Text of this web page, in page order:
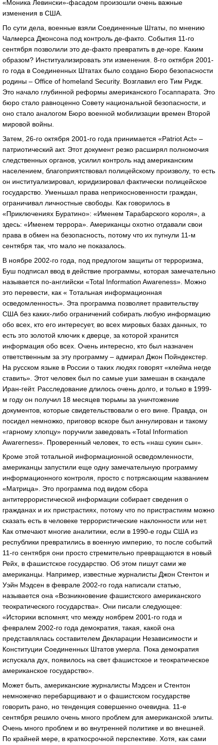
«Моника Левински»-фасадом произошли очень важные
изменения в США.
По сути дела, военные взяли Соединенные Штаты, по мнению
Чалмерса Джонсона под контроль де-факто. События 11-го
сентября позволили это де-факто превратить в де-юре. Каким
образом? Институализировать эти изменения. 8-го октября 2001-
го года в Соединенных Штатах было создано Бюро безопасности
родины – Office of homeland Security. Возглавил его Тим Ридж.
Это начало глубинной реформы американского Госаппарата. Это
бюро стало равноценно Совету национальной безопасности, и
оно стало аналогом Бюро военной мобилизации времен Второй
мировой войны.
Затем, 26-го октября 2001-го года принимается «Patriot Act» –
патриотический акт. Этот документ резко расширял полномочия
следственных органов, усилил контроль над американским
населением, благоприятствовал полицейскому произволу, то есть
он институализировал, юридизировал фактически полицейское
государство. Уменьшал права неприкосновенности граждан,
ограничивал личностные свободы. Как говорилось в
«Приключениях Буратино»: «Именем Тарабарского короля», а
здесь: «Именем террора». Американцы охотно отдавали свои
права в обмен на безопасность, потому что их пугнули 11-м
сентября так, что мало не показалось.
В ноябре 2002-го года, под предлогом защиты от терроризма,
Буш подписал ввод в действие программы, которая замечательно
называется по-английски «Total Information Awareness». Можно
это перевести, как « Тотальная информационная
осведомленность». Эта программа позволяет правительству
США без каких-либо ограничений собирать любую информацию
обо всех, кто его интересует, во всех мировых базах данных, то
есть это золотой ключик к дверце, за которой хранится
информация обо всех. Очень интересно, кто был назначен
ответственным за эту программу – адмирал Джон Пойндекстер.
На русском языке в России о таких людях говорят «клейма негде
ставить». Этот человек был по самые уши замешан в скандале
Иран-гейт. Расследование длилось очень долго, и только в 1999-
м году он получил 18 месяцев тюрьмы за уничтожение
документов, которые свидетельствовали о его вине. Правда, он
посидел немножко, приговор вскоре был аннулирован и такому
«гарному хлопцу» поручили заведовать «Total Information
Awarerness». Проверенный человек, то есть «наш сукин сын».
Кроме этой тотальной информационной осведомленности,
американцы запустили еще одну замечательную программу
информационного контроля, просто с потрясающим названием
«Матрица». Это программа под видом сбора
антитеррористической информации собирает сведения о
гражданах и их пристрастиях, потому что по пристрастиям можно
сказать есть в человеке террористические наклонности или нет.
Как отмечают многие аналитики, если в 1990-е годы США из
республики превратились в военную империю, то после событий
11-го сентября они просто стремительно превращаются в новый
Рейх, в фашистское государство. Об этом пишут сами же
американцы. Например, известные журналисты Джон Стентон и
Уэйн Мэдсен в феврале 2002-го года написали статью,
называется она «Возникновение фашистского американского
теократического государства». Они писали следующее:
«Историки вспомнят, что между ноябрем 2001-го года и
февралем 2002-го года демократия, такая, какой она
представлялась составителем Декларации Независимости и
Конституции Соединенных Штатов умерла. Пока демократия
испускала дух, появилось на свет фашистское и теократическое
американское государство».
Может быть, американские журналисты Мэдсен и Стентон
немножечко перебарщивают и о фашистском государстве
говорить рано, но тенденция совершенно очевидна. 11-е
сентября решило очень много проблем для американской элиты.
Очень много проблем и во внутренней политике и во внешней.
По крайней мере, в краткосрочной перспективе. Хотя, как сами